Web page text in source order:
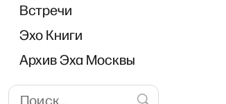
Встречи
Эхо Книги
Архив Эха Москвы